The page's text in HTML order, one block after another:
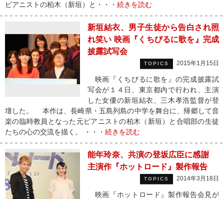
ピアニストの柏木（新垣）と・・・ 続きを読む
新垣結衣、男子生徒から告白され照
れ笑い 映画『くちびるに歌を』完成
披露試写会
TOPICS 2015年1月15日
映画『くちびるに歌を』の完成披露試
写会が１４日、東京都内で行われ、主演
した女優の新垣結衣、三木孝浩監督が登
壇した。 本作は、長崎県・五島列島の中学を舞台に、帰郷して音
楽の臨時教員となった元ピアニストの柏木（新垣）と合唱部の生徒
たちの心の交流を描く。 ・・・ 続きを読む
能年玲奈、共演の登坂広臣に感謝
主演作『ホットロード』製作報告
TOPICS 2014年3月18日
映画『ホットロード』製作報告会見が